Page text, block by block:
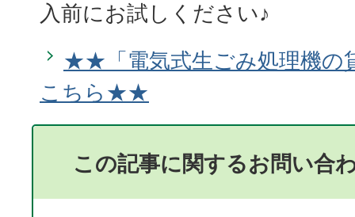
入前にお試しください♪
★★「電気式生ごみ処理機の
こちら★★
この記事に関するお問い合